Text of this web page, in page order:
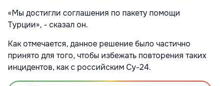
«Мы достигли соглашения по пакету помощи
Турции», - сказал он.
Как отмечается, данное решение было частично
принято для того, чтобы избежать повторения таких
инцидентов, как с российским Су-24.